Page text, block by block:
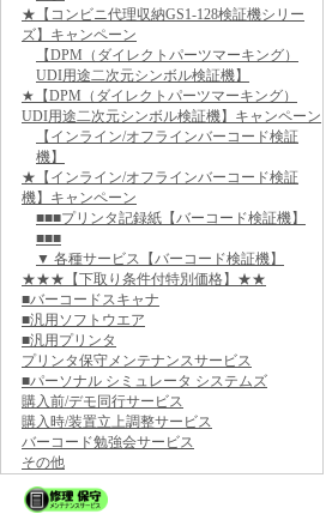
★【コンビニ代理収納GS1-128検証機シリー
ズ】キャンペーン
【DPM（ダイレクトパーツマーキング）
UDI用途二次元シンボル検証機】
★【DPM（ダイレクトパーツマーキング）
UDI用途二次元シンボル検証機】キャンペーン
【インライン/オフラインバーコード検証
機】
★【インライン/オフラインバーコード検証
機】キャンペーン
■■■プリンタ記録紙【バーコード検証機】
■■■
▼ 各種サービス【バーコード検証機】
★★★【下取り条件付特別価格】★★
■バーコードスキャナ
■汎用ソフトウエア
■汎用プリンタ
プリンタ保守メンテナンスサービス
■パーソナル シミュレータ システムズ
購入前/デモ同行サービス
購入時/装置立上調整サービス
バーコード勉強会サービス
その他